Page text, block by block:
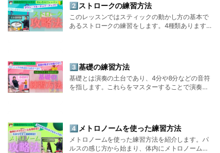
イトビートまでを段階的に学び、8週間でテンポ100の8ビート
完成を目標にしています。
す。
さらに、初心者から上級者まで学べる150本以上のオンライン
講座も提供しており、レッスン時間外でもLINEを通じて質問や
ドラムを始めたい方、独学で行き詰まっている方、基礎からし
っかり学びたい方まで、一人ひとりの成長をサポートするドラ
ム教室です。
2️⃣ストロークの練習方法
このレッスンではスティックの動かし方の基本で
あるストロークの練習をします。4種類あります
3️⃣基礎の練習方法
基礎とは演奏の土台であり、4分や8分などの音符
を指します。これらをマスターすることで演奏に
4️⃣メトロノームを使った練習方法
メトロノームを使った練習方法を紹介します。パ
ルスの感じ方から始まり、体内にメトロノームが